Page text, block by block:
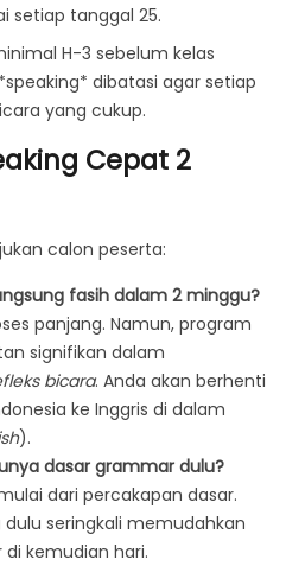
setiap tanggal 25.
H-3 sebelum kelas
dibatasi agar setiap
yang cukup.
Cepat 2
calon peserta:
fasih dalam 2 minggu?
panjang. Namun, program
signifikan dalam
bicara. Anda akan berhenti
ke Inggris di dalam
).
dasar grammar dulu?
dari percakapan dasar.
dulu seringkali memudahkan
kemudian hari.